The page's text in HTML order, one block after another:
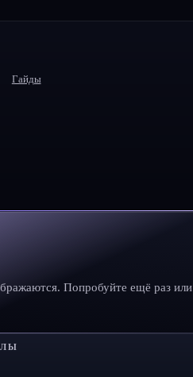
Гайды
Попробуйте ещё раз или